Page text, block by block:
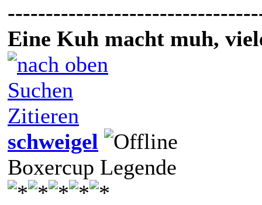
Eine Kuh macht muh,
Suchen
Zitieren
schweigel
Boxercup Legende